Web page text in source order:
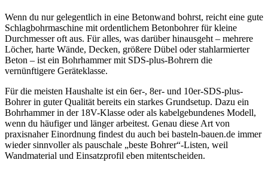
Wenn du nur gelegentlich in eine Betonwand bohrst, reicht eine gute
Schlagbohrmaschine mit ordentlichem Betonbohrer für kleine
Durchmesser oft aus. Für alles, was darüber hinausgeht – mehrere
Löcher, harte Wände, Decken, größere Dübel oder stahlarmierter
Beton – ist ein Bohrhammer mit SDS-plus-Bohrern die
vernünftigere Geräteklasse.
Für die meisten Haushalte ist ein 6er-, 8er- und 10er-SDS-plus-
Bohrer in guter Qualität bereits ein starkes Grundsetup. Dazu ein
Bohrhammer in der 18V-Klasse oder als kabelgebundenes Modell,
wenn du häufiger und länger arbeitest. Genau diese Art von
praxisnaher Einordnung findest du auch bei basteln-bauen.de immer
wieder sinnvoller als pauschale „beste Bohrer“-Listen, weil
Wandmaterial und Einsatzprofil eben mitentscheiden.